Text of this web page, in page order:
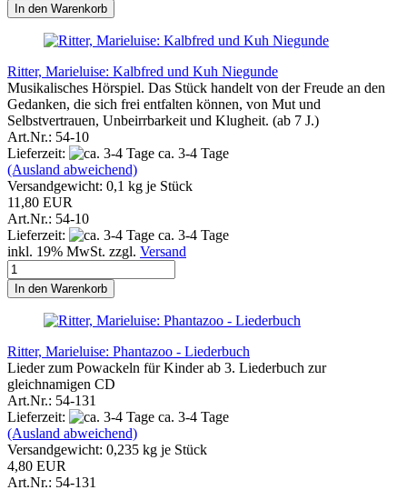
In den Warenkorb
Ritter, Marieluise: Kalbfred und Kuh Niegunde
Musikalisches Hörspiel. Das Stück handelt von der Freude an den
Gedanken, die sich frei entfalten können, von Mut und
Selbstvertrauen, Unbeirrbarkeit und Klugheit. (ab 7 J.)
Art.Nr.: 54-10
Lieferzeit:
ca. 3-4 Tage
(Ausland abweichend)
Versandgewicht: 0,1 kg je Stück
11,80 EUR
Art.Nr.: 54-10
Lieferzeit:
ca. 3-4 Tage
inkl. 19% MwSt. zzgl. Versand
In den Warenkorb
Ritter, Marieluise: Phantazoo - Liederbuch
Lieder zum Powackeln für Kinder ab 3. Liederbuch zur
gleichnamigen CD
Art.Nr.: 54-131
Lieferzeit:
ca. 3-4 Tage
(Ausland abweichend)
Versandgewicht: 0,235 kg je Stück
4,80 EUR
Art.Nr.: 54-131